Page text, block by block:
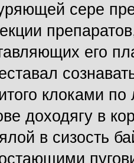
сере
его
клоками
доходягу в
в сизость